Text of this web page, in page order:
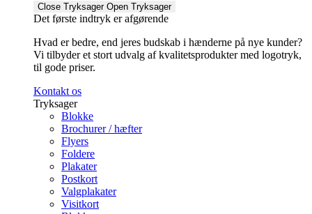
Close Tryksager Open Tryksager
Det første indtryk er afgørende
Hvad er bedre, end jeres budskab i hænderne på nye kunder?
Vi tilbyder et stort udvalg af kvalitetsprodukter med logotryk,
til gode priser.
Kontakt os
Tryksager
Blokke
Brochurer / hæfter
Flyers
Foldere
Plakater
Postkort
Valgplakater
Visitkort